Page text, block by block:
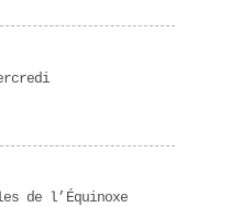
de l’Équinoxe